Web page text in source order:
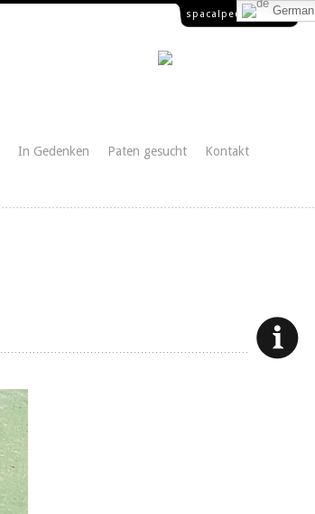
spacalpe@yahoo.es
In Gedenken Paten gesucht Kontakt
German